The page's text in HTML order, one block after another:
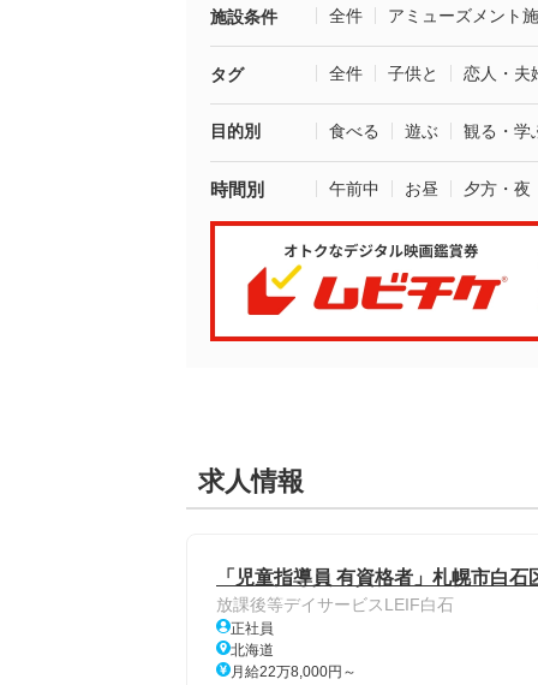
施設条件 全件 アミューズメント
タグ 全件 子供と 恋人・夫
目的別 食べる 遊ぶ 観る・学
時間別 午前中 お昼 夕方・夜
求人情報
「児童指導員 有資格者」札幌市白
放課後等デイサービスLEIF白石
正社員
北海道
月給22万8,000円～